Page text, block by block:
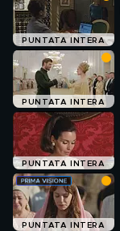
PUNTATA INTERA
PUNTATA INTERA
PUNTATA INTERA
PUNTATA INTERA